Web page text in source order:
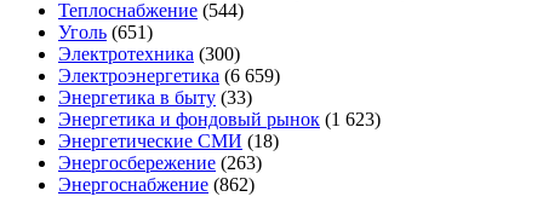
Теплоснабжение (544)
Уголь (651)
Электротехника (300)
Электроэнергетика (6 659)
Энергетика в быту (33)
Энергетика и фондовый рынок (1 623)
Энергетические СМИ (18)
Энергосбережение (263)
Энергоснабжение (862)